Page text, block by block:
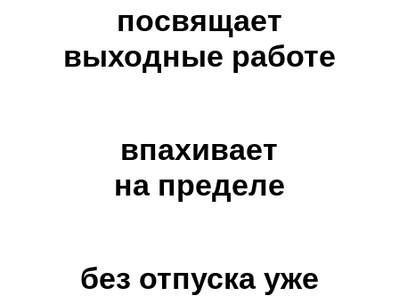
посвящает
выходные работе
впахивает
на пределе
без отпуска уже